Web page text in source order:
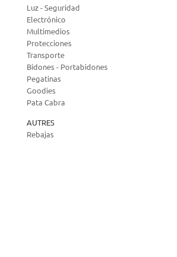
Luz - Seguridad
Electrónico
Multimedios
Protecciones
Transporte
Bidones - Portabidones
Pegatinas
Goodies
Pata Cabra
AUTRES
Rebajas